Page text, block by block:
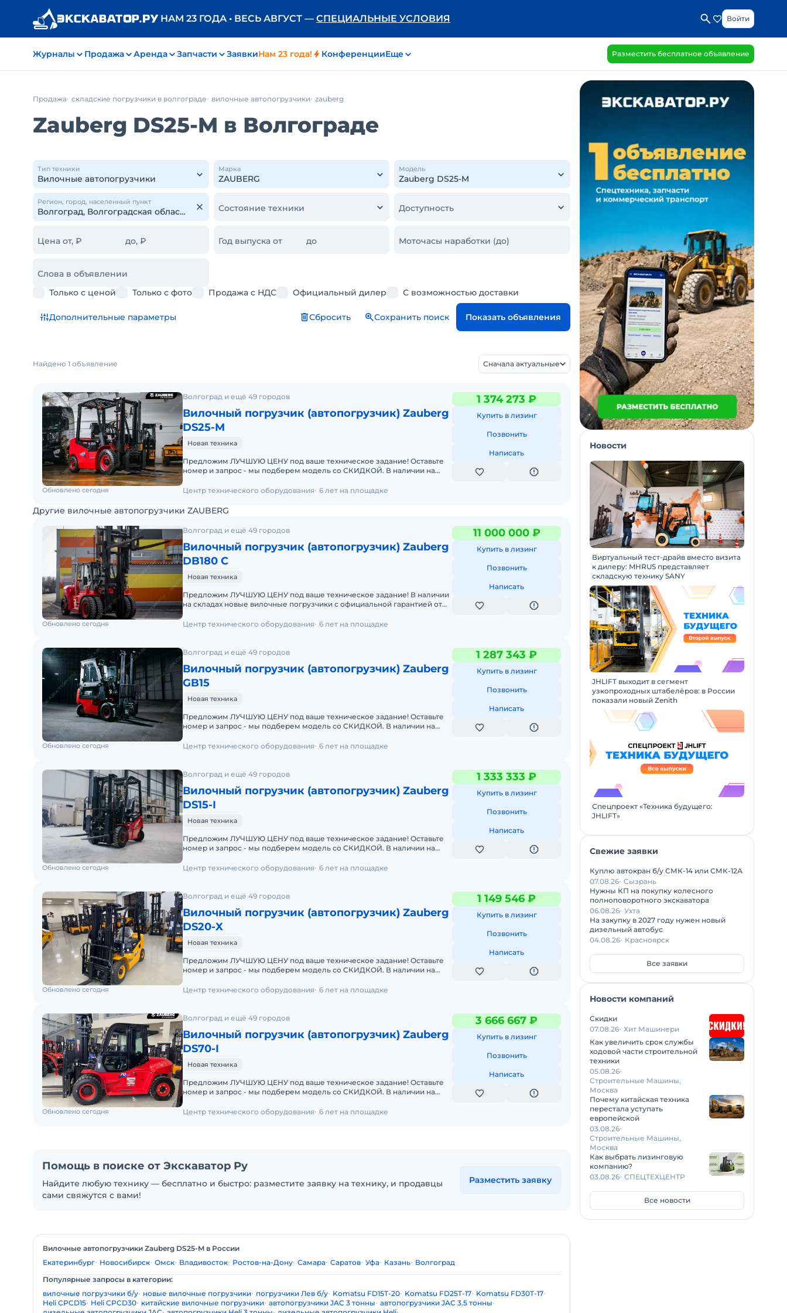
НАМ 23 ГОДА • ВЕСЬ АВГУСТ — СПЕЦИАЛЬНЫЕ УСЛОВИЯ Войти
Журналы Продажа Аренда Запчасти ЗаявкиНам 23 года! КонференцииЕще Разместить бесплатное объявление
Продажа складские погрузчики в волгограде вилочные автопогрузчики zauberg
Zauberg DS25-M в Волгограде
Тип техники Марка Модель
Регион, город, населенный пункт
Состояние техники Доступность
Цена от, ₽ до, ₽ Год выпуска от до Моточасы наработки (до)
Слова в объявлении
Только с ценой
Только с фото Продажа с НДС Официальный дилер С возможностью доставки
Дополнительные параметры Сбросить Сохранить поиск Показать объявления
Найдено 1 объявление Сначала актуальные
Волгоград и ещё 49 городов
Вилочный погрузчик (автопогрузчик) Zauberg
DS25-M
Новая техника
Предложим ЛУЧШУЮ ЦЕНУ под ваше техническое задание! Оставьте
номер и запрос - мы подберем модель со СКИДКОЙ. В наличии на
1 374 273 ₽
Купить в лизинг
Позвонить
Написать
Обновлено сегодня Центр технического оборудования 6 лет на площадке
Другие вилочные автопогрузчики ZAUBERG
Волгоград и ещё 49 городов
Вилочный погрузчик (автопогрузчик) Zauberg
DB180 C
Новая техника
Предложим ЛУЧШУЮ ЦЕНУ под ваше техническое задание! В наличии
на складах новые вилочные погрузчики с официальной гарантией от
11 000 000 ₽
Купить в лизинг
Позвонить
Написать
Обновлено сегодня Центр технического оборудования 6 лет на площадке
Волгоград и ещё 49 городов
Вилочный погрузчик (автопогрузчик) Zauberg
GB15
Новая техника
Предложим ЛУЧШУЮ ЦЕНУ под ваше техническое задание! Оставьте
номер и запрос - мы подберем модель со СКИДКОЙ. В наличии на
1 287 343 ₽
Купить в лизинг
Позвонить
Написать
Обновлено сегодня Центр технического оборудования 6 лет на площадке
Волгоград и ещё 49 городов
Вилочный погрузчик (автопогрузчик) Zauberg
DS15-I
Новая техника
Предложим ЛУЧШУЮ ЦЕНУ под ваше техническое задание! Оставьте
номер и запрос - мы подберем модель со СКИДКОЙ. В наличии на
1 333 333 ₽
Купить в лизинг
Позвонить
Написать
Обновлено сегодня Центр технического оборудования 6 лет на площадке
Волгоград и ещё 49 городов
Вилочный погрузчик (автопогрузчик) Zauberg
DS20-X
Новая техника
Предложим ЛУЧШУЮ ЦЕНУ под ваше техническое задание! Оставьте
номер и запрос - мы подберем модель со СКИДКОЙ. В наличии на
1 149 546 ₽
Купить в лизинг
Позвонить
Написать
Обновлено сегодня Центр технического оборудования 6 лет на площадке
Волгоград и ещё 49 городов
Вилочный погрузчик (автопогрузчик) Zauberg
DS70-I
Новая техника
Предложим ЛУЧШУЮ ЦЕНУ под ваше техническое задание! Оставьте
номер и запрос - мы подберем модель со СКИДКОЙ. В наличии на
3 666 667 ₽
Купить в лизинг
Позвонить
Написать
Обновлено сегодня Центр технического оборудования 6 лет на площадке
Помощь в поиске от Экскаватор Ру
Найдите любую технику — бесплатно и быстро: разместите заявку на технику, и продавцы
сами свяжутся с вами!
Разместить заявку
Вилочные автопогрузчики Zauberg DS25-M в России
Екатеринбург Новосибирск Омск Владивосток Ростов-на-Дону Самара Саратов Уфа Казань Волгоград
Популярные запросы в категории:
вилочные погрузчики б/у новые вилочные погрузчики погрузчики Лев б/у Komatsu FD15T-20 Komatsu FD25T-17 Komatsu FD30T-17
Heli CPCD15 Heli CPCD30 китайские вилочные погрузчики автопогрузчики JAC 3 тонны автопогрузчики JAC 3.5 тонны
Новости
Виртуальный тест-драйв вместо визита
к дилеру: MHRUS представляет
складскую технику SANY
JHLIFT выходит в сегмент
узкопроходных штабелёров: в России
показали новый Zenith
Спецпроект «Техника будущего:
JHLIFT»
Свежие заявки
Куплю автокран б/у СМК-14 или СМК-12А
07.08.26 Сызрань
Нужны КП на покупку колесного
полноповоротного экскаватора
06.08.26 Ухта
На закупку в 2027 году нужен новый
дизельный автобус
04.08.26 Красноярск
Все заявки
Новости компаний
Скидки
07.08.26 Хит Машинери
Как увеличить срок службы
ходовой части строительной
техники
05.08.26
Строительные Машины,
Москва
Почему китайская техника
перестала уступать
европейской
03.08.26
Строительные Машины,
Москва
Как выбрать лизинговую
компанию?
03.08.26 СПЕЦТЕХЦЕНТР
Все новости